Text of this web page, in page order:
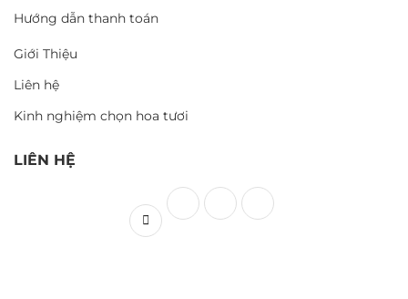
Hướng dẫn thanh toán
Giới Thiệu
Liên hệ
Kinh nghiệm chọn hoa tươi
LIÊN HỆ